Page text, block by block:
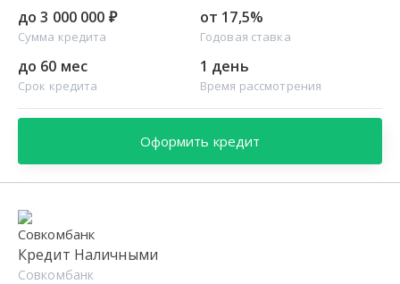
до 3 000 000 ₽
Сумма кредита
от 17,5%
Годовая ставка
до 60 мес
Срок кредита
1 день
Время рассмотрения
Оформить кредит
Кредит Наличными
Совкомбанк